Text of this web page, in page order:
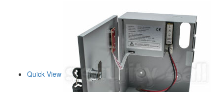
Quick View